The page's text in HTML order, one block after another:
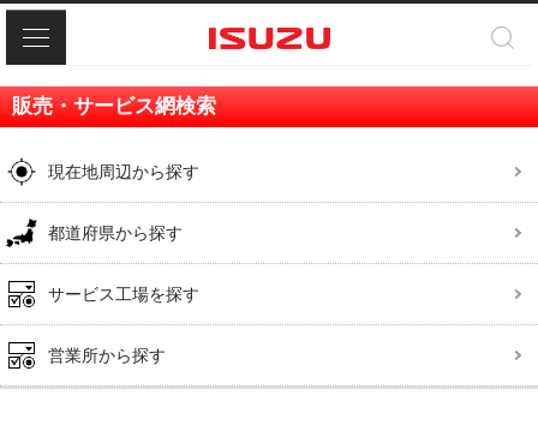
販売・サービス網検索
現在地周辺から探す
都道府県から探す
サービス工場を探す
営業所から探す